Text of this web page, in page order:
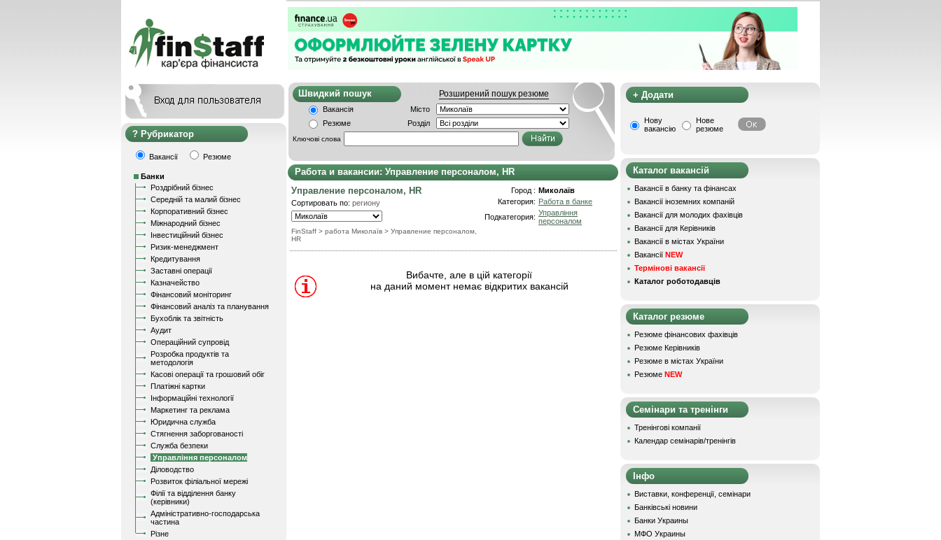
Рубрикатор
Вакансії Резюме
Банки
Роздрібний бізнес
Середній та малий бізнес
Корпоративний бізнес
Міжнародний бізнес
Інвестиційний бізнес
Ризик-менеджмент
Кредитування
Заставні операції
Казначейство
Фінансовий моніторинг
Фінансовий аналіз та планування
Бухоблік та звітність
Аудит
Операційний супровід
Розробка продуктів та
методологія
Касові операції та грошовий обіг
Платіжні картки
Інформаційні технології
Маркетинг та реклама
Юридична служба
Стягнення заборгованості
Служба безпеки
Управління персоналом
Діловодство
Розвиток філіальної мережі
Філії та відділення банку
(керівники)
Адміністративно-господарська
частина
Різне
Швидкий пошук Розширений пошук резюме
Вакансія
Місто
Резюме
Розділ
Ключові слова
Работа и вакансии: Управление персоналом, HR
Управление персоналом, HR
Сортировать по: региону
FinStaff > работа Миколаїв > Управление персоналом,
HR
Город : Миколаїв
Категория: Работа в банке
Подкатегория: Управління
персоналом
Вибачте, але в цій категорії
на даний момент немає відкритих вакансій
+ Додати
Нову
вакансію
Нове
резюме
Каталог вакансій
Вакансії в банку та фінансах
Вакансії іноземних компаній
Вакансії для молодих фахівців
Вакансії для Керівників
Вакансії в містах України
Вакансії NEW
Термінові вакансії
Каталог роботодавців
Каталог резюме
Резюме фінансових фахівців
Резюме Керівників
Резюме в містах України
Резюме NEW
Семінари та тренінги
Тренінгові компанії
Календар семінарів/тренінгів
Інфо
Виставки, конференції, семінари
Банківські новини
Банки Украины
МФО Украины